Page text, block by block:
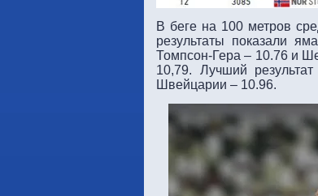
В беге на 100 метров
результаты показали
Томпсон-Гера – 10.76 и
10,79. Лучший
Швейцарии – 10.96.